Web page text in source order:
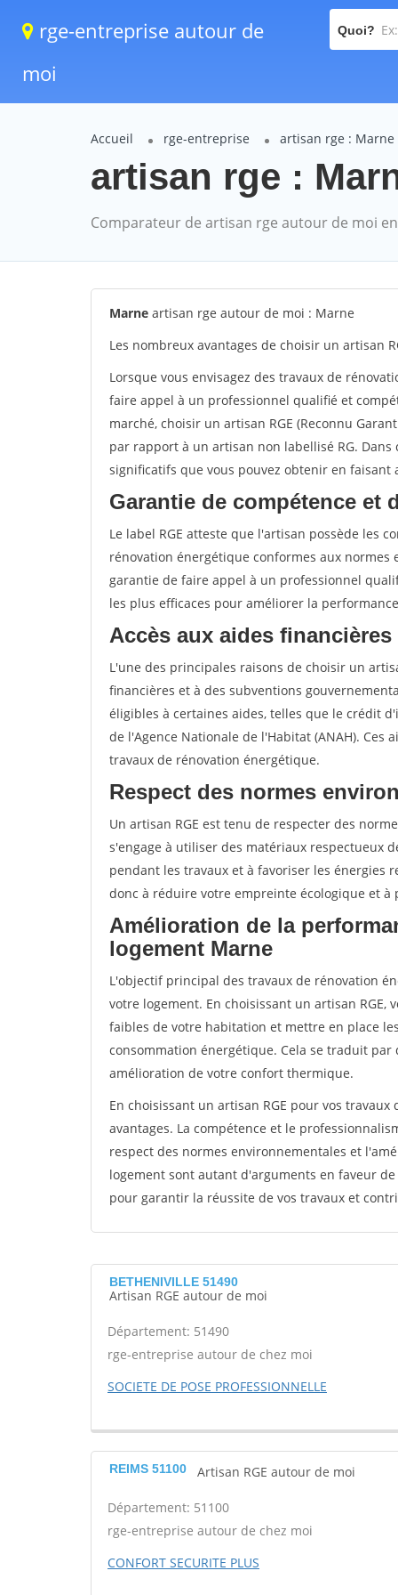
rge-entreprise autour de
moi
Quoi?
Accueil rge-entreprise artisan rge : Marne
artisan rge :
Comparateur de artisan rge autour de moi
Marne artisan rge autour de moi : Marne
Les nombreux avantages de choisir un artisan
Lorsque vous envisagez des travaux de
faire appel à un professionnel qualifié et
marché, choisir un artisan RGE (Reconnu
par rapport à un artisan non labellisé RG.
significatifs que vous pouvez obtenir en faisant
Garantie de compétence et
Le label RGE atteste que l'artisan possède les
rénovation énergétique conformes aux normes
garantie de faire appel à un professionnel
les plus efficaces pour améliorer la
Accès aux aides
L'une des principales raisons de choisir un
financières et à des subventions
éligibles à certaines aides, telles que le crédit
de l'Agence Nationale de l'Habitat (ANAH).
travaux de rénovation énergétique.
Respect des normes
Un artisan RGE est tenu de respecter des
s'engage à utiliser des matériaux respectueux
pendant les travaux et à favoriser les énergies
donc à réduire votre empreinte écologique et
Amélioration de la
logement Marne
L'objectif principal des travaux de rénovation
votre logement. En choisissant un artisan
faibles de votre habitation et mettre en place
consommation énergétique. Cela se traduit
amélioration de votre confort thermique.
En choisissant un artisan RGE pour vos
avantages. La compétence et le
respect des normes environnementales et
logement sont autant d'arguments en faveur
pour garantir la réussite de vos travaux et
BETHENIVILLE 51490
Artisan RGE autour de moi
Département: 51490
rge-entreprise autour de chez moi
SOCIETE DE POSE PROFESSIONNELLE
REIMS 51100 Artisan RGE autour de moi
Département: 51100
rge-entreprise autour de chez moi
CONFORT SECURITE PLUS